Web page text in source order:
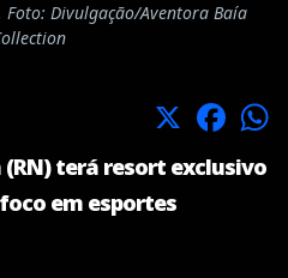
Divulgação/Aventora Baía
X Facebook
terá resort exclusivo
em esportes